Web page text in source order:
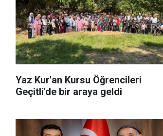
Yaz Kur'an Kursu Öğrencileri
Geçitli'de bir araya geldi